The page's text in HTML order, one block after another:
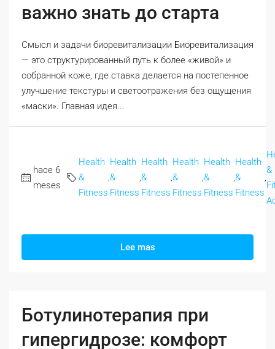
важно знать до старта
Смысл и задачи биоревитализации Биоревитализация
— это структурированный путь к более «живой» и
собранной коже, где ставка делается на постепенное
улучшение текстуры и светоотражения без ощущения
«маски». Главная идея...
hace 6
meses
Health
&
Fitness
,
Health
&
Fitness
,
Health
&
Fitness
,
Health
&
Fitness
,
Health
&
Fitness
,
Health
&
Fitness
,
&
Lee mas
Ботулинотерапия при
гипергидрозе: комфорт